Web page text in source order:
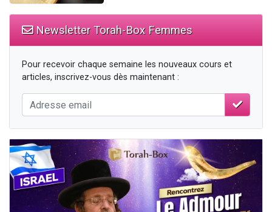
Newsletter Torah-Box Femmes
Pour recevoir chaque semaine les nouveaux cours et
articles, inscrivez-vous dès maintenant :